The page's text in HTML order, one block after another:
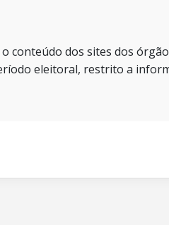
conteúdo dos sites dos
eleitoral, restrito a